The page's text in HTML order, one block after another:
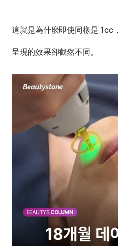
這就是為什麼即使同樣是 1cc，
呈現的效果卻截然不同。